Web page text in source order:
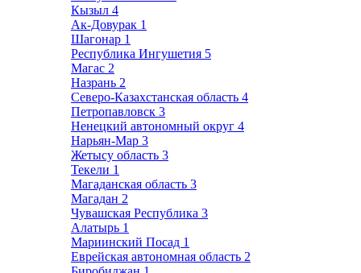
Кызыл 4
Ак-Довурак 1
Шагонар 1
Республика Ингушетия 5
Магас 2
Назрань 2
Северо-Казахстанская область 4
Петропавловск 3
Ненецкий автономный округ 4
Нарьян-Мар 3
Жетысу область 3
Текели 1
Магаданская область 3
Магадан 2
Чувашская Республика 3
Алатырь 1
Мариинский Посад 1
Еврейская автономная область 2